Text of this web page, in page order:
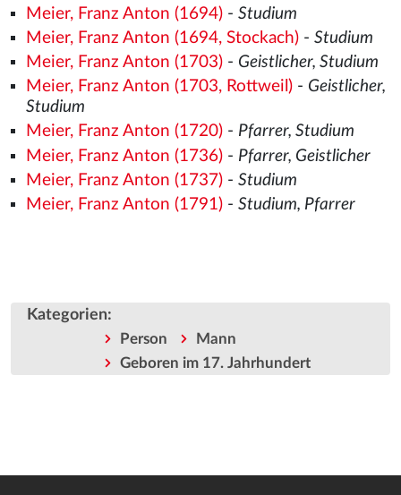
Meier, Franz Anton (1694)- Studium
Meier, Franz Anton (1694, Stockach)- Studium
Meier, Franz Anton (1703)- Geistlicher, Studium
Meier, Franz Anton (1703, Rottweil)- Geistlicher,
Studium
Meier, Franz Anton (1720)- Pfarrer, Studium
Meier, Franz Anton (1736)- Pfarrer, Geistlicher
Meier, Franz Anton (1737)- Studium
Meier, Franz Anton (1791)- Studium, Pfarrer
Kategorien:
Person
Mann
Geboren im 17. Jahrhundert